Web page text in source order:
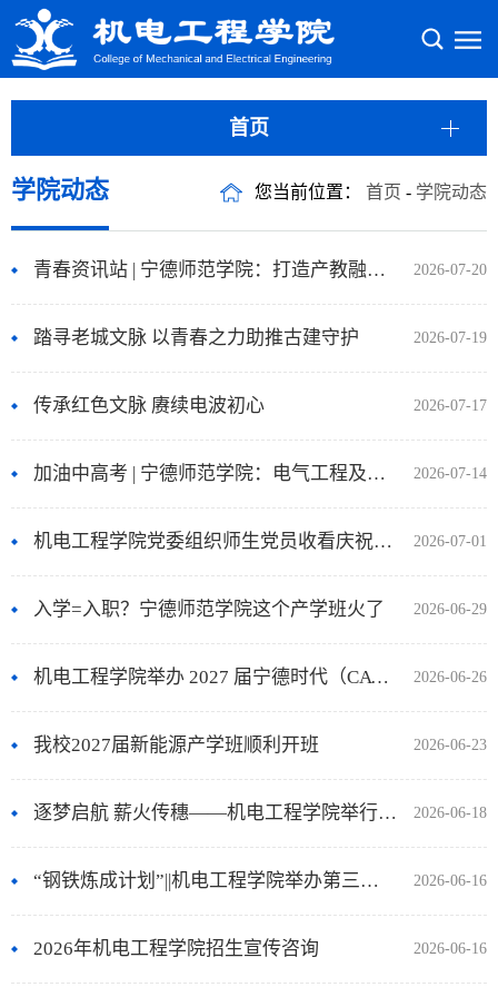
首页
学院动态 您当前位置： 首页 - 学院动态
2026-07-20
青春资讯站 | 宁德师范学院：打造产教融合“宁德样板”
2026-07-19
踏寻老城文脉 以青春之力助推古建守护
2026-07-17
传承红色文脉 赓续电波初心
2026-07-14
加油中高考 | 宁德师范学院：电气工程及其自动化专业
2026-07-01
机电工程学院党委组织师生党员收看庆祝中国共产党成立105周年大会
2026-06-29
入学=入职？宁德师范学院这个产学班火了
2026-06-26
机电工程学院举办 2027 届宁德时代（CATL）产学班宣讲暨专项面试
2026-06-23
我校2027届新能源产学班顺利开班
2026-06-18
逐梦启航 薪火传穗——机电工程学院举行2026届学生学士学位授予仪式
2026-06-16
“钢铁炼成计划”||机电工程学院举办第三届“一‘马’当先”知识竞赛
2026-06-16
2026年机电工程学院招生宣传咨询